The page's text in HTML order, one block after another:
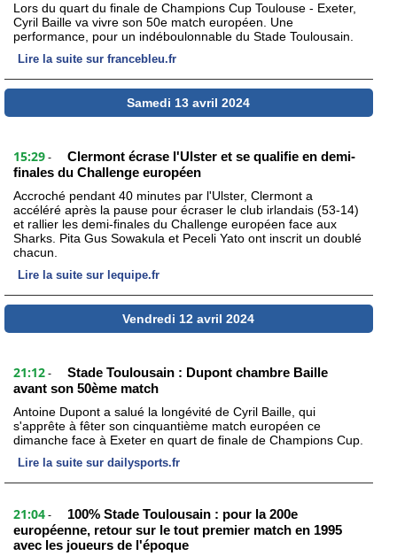
Lors du quart du finale de Champions Cup Toulouse - Exeter,
Cyril Baille va vivre son 50e match européen. Une
performance, pour un indéboulonnable du Stade Toulousain.
Lire la suite sur francebleu.fr
Samedi 13 avril 2024
15:29 -
Clermont écrase l'Ulster et se qualifie en demi-
finales du Challenge européen
Accroché pendant 40 minutes par l'Ulster, Clermont a
accéléré après la pause pour écraser le club irlandais (53-14)
et rallier les demi-finales du Challenge européen face aux
Sharks. Pita Gus Sowakula et Peceli Yato ont inscrit un doublé
chacun.
Lire la suite sur lequipe.fr
Vendredi 12 avril 2024
21:12 -
Stade Toulousain : Dupont chambre Baille
avant son 50ème match
Antoine Dupont a salué la longévité de Cyril Baille, qui
s'apprête à fêter son cinquantième match européen ce
dimanche face à Exeter en quart de finale de Champions Cup.
Lire la suite sur dailysports.fr
21:04 -
100% Stade Toulousain : pour la 200e
européenne, retour sur le tout premier match en 1995
avec les joueurs de l'époque